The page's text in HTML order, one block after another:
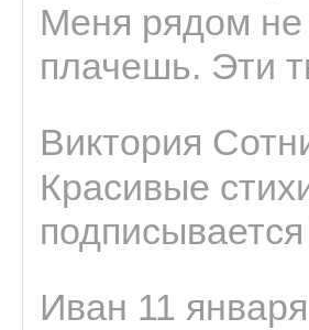
Меня рядом
плачешь. Эти
Виктория
Красивые
Иван 11